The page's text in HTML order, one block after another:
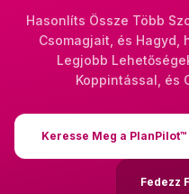
Hasonlíts Össze Több
Csomagjait, és Hagyd,
Legjobb
Koppintással, és
Keresse Meg a
Fedezz